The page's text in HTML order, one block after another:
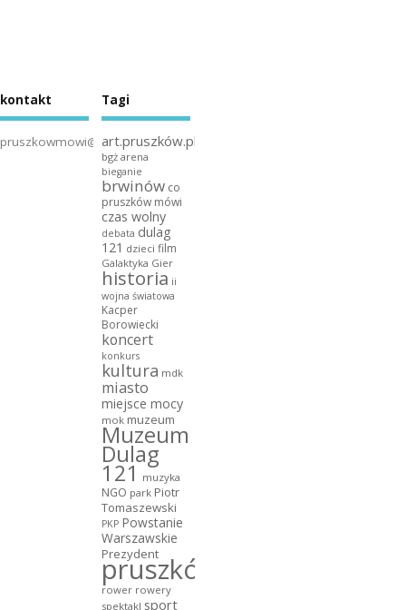
kontakt
pruszkowmowi@gmail.com
Tagi
art.pruszków.pl
bgż arena
bieganie
brwinów co
pruszków mówi
czas wolny
debata dulag
121 dzieci film
Galaktyka Gier
historia ii
wojna światowa
Kacper
Borowiecki
koncert
konkurs
kultura mdk
miasto
miejsce mocy
mok muzeum
Muzeum
Dulag
121 muzyka
NGO park Piotr
Tomaszewski
PKP Powstanie
Warszawskie
Prezydent
pruszków
rower rowery
spektakl sport